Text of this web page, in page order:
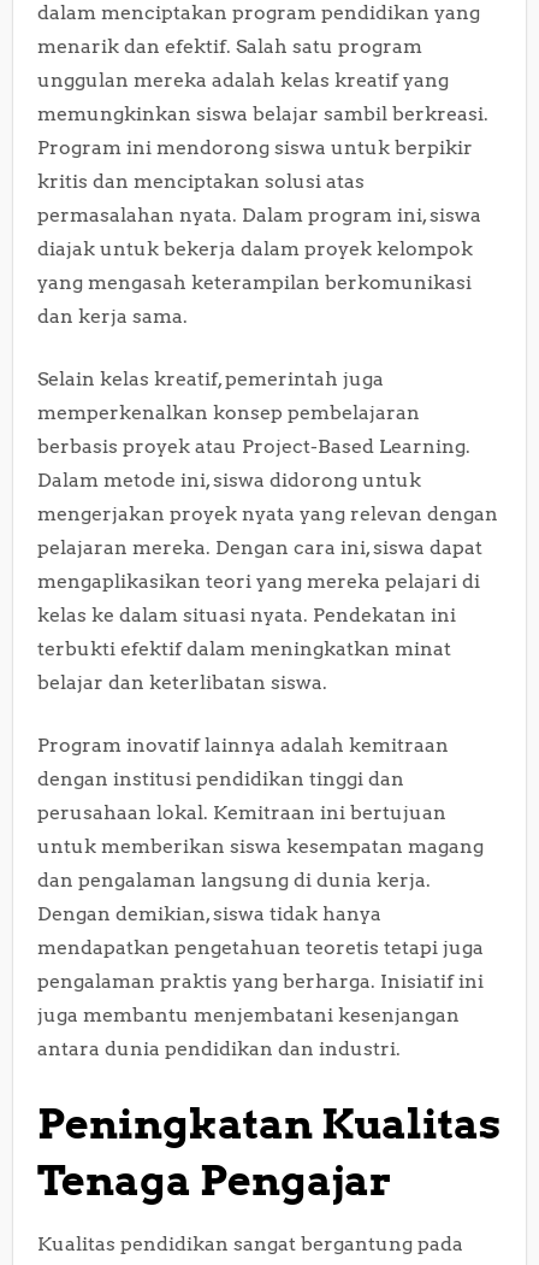
dalam menciptakan program pendidikan yang
menarik dan efektif. Salah satu program
unggulan mereka adalah kelas kreatif yang
memungkinkan siswa belajar sambil berkreasi.
Program ini mendorong siswa untuk berpikir
kritis dan menciptakan solusi atas
permasalahan nyata. Dalam program ini, siswa
diajak untuk bekerja dalam proyek kelompok
yang mengasah keterampilan berkomunikasi
dan kerja sama.
Selain kelas kreatif, pemerintah juga
memperkenalkan konsep pembelajaran
berbasis proyek atau Project-Based Learning.
Dalam metode ini, siswa didorong untuk
mengerjakan proyek nyata yang relevan dengan
pelajaran mereka. Dengan cara ini, siswa dapat
mengaplikasikan teori yang mereka pelajari di
kelas ke dalam situasi nyata. Pendekatan ini
terbukti efektif dalam meningkatkan minat
belajar dan keterlibatan siswa.
Program inovatif lainnya adalah kemitraan
dengan institusi pendidikan tinggi dan
perusahaan lokal. Kemitraan ini bertujuan
untuk memberikan siswa kesempatan magang
dan pengalaman langsung di dunia kerja.
Dengan demikian, siswa tidak hanya
mendapatkan pengetahuan teoretis tetapi juga
pengalaman praktis yang berharga. Inisiatif ini
juga membantu menjembatani kesenjangan
antara dunia pendidikan dan industri.
Peningkatan Kualitas
Tenaga Pengajar
Kualitas pendidikan sangat bergantung pada